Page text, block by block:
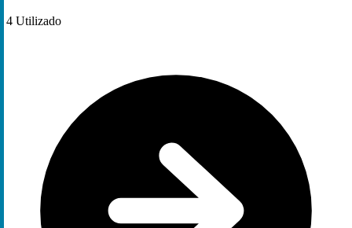
4 Utilizado